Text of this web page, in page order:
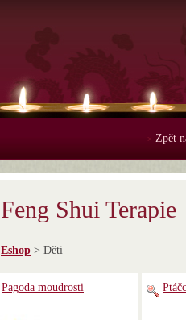
> Zpět
Feng Shui
Eshop > Děti
Pagoda moudrosti